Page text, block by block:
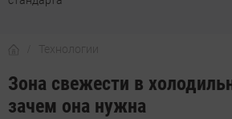
Технологии
Зона свежести в
зачем она нужна